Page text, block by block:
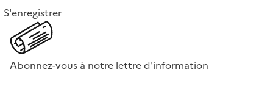
S'enregistrer
Abonnez-vous à notre lettre d'information